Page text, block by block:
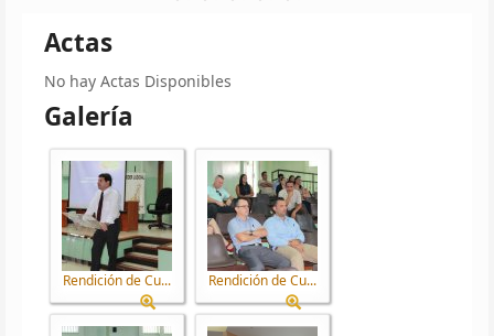
Actas
No hay Actas Disponibles
Galería
Rendición de Cu... Rendición de Cu...